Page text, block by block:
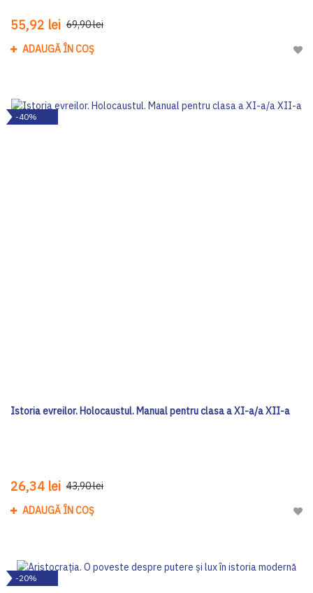
55,92 lei 69,90 lei
ADAUGĂ ÎN COȘ
-40%
Istoria evreilor. Holocaustul. Manual pentru clasa a XI-a/a XII-a
26,34 lei 43,90 lei
ADAUGĂ ÎN COȘ
-20%